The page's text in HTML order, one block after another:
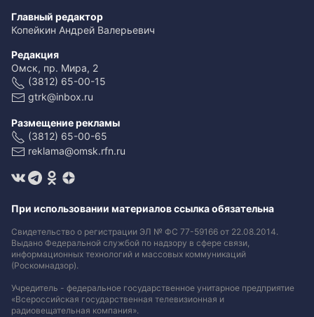
Главный редактор
Копейкин Андрей Валерьевич
Редакция
Омск, пр. Мира, 2
(3812) 65-00-15
gtrk@inbox.ru
Размещение рекламы
(3812) 65-00-65
reklama@omsk.rfn.ru
При использовании материалов ссылка обязательна
Свидетельство о регистрации ЭЛ № ФС 77-59166 от 22.08.2014.
Выдано Федеральной службой по надзору в сфере связи,
информационных технологий и массовых коммуникаций
(Роскомнадзор).
Учредитель - федеральное государственное унитарное предприятие
«Всероссийская государственная телевизионная и
радиовещательная компания».